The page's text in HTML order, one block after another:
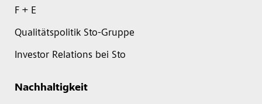
F + E
Qualitätspolitik Sto-Gruppe
Investor Relations bei Sto
Nachhaltigkeit